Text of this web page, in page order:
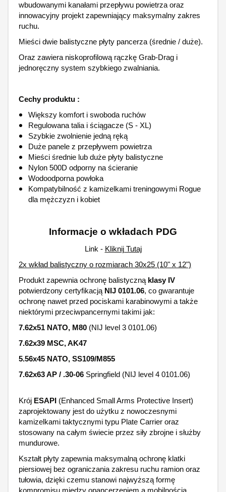
wbudowanymi kanałami przepływu powietrza oraz
innowacyjny projekt zapewniający maksymalny zakres
ruchu.
Mieści dwie balistyczne płyty pancerza (średnie / duże).
Oraz zawiera niskoprofilową rączkę Grab-Drag i
jednoręczny system szybkiego zwalniania.
Cechy produktu :
Większy komfort i swoboda ruchów
Regulowana talia i ściągacze (S - XL)
Szybkie zwolnienie jedną ręką
Duże panele z przepływem powietrza
Mieści średnie lub duże płyty balistyczne
Nylon 500D odporny na ścieranie
Wodoodporna powłoka
Kompatybilność z kamizelkami treningowymi Rogue
dla mężczyzn i kobiet
Informacje o wkładach PDG
Link - Kliknij Tutaj
2x wkład balistyczny o rozmiarach 30x25 (10" x 12")
Produkt zapewnia ochronę balistyczną klasy IV
potwierdzony certyfikacją NIJ 0101.06, co gwarantuje
ochronę nawet przed pociskami karabinowymi a także
niektórymi przeciwpancernymi takimi jak:
7.62x51 NATO, M80 (NIJ level 3 0101.06)
7.62x39 MSC, AK47
5.56x45 NATO, SS109/M855
7.62x63 AP / .30-06 Springfield (NIJ level 4 0101.06)
Krój ESAPI (Enhanced Small Arms Protective Insert)
zaprojektowany jest do użytku z nowoczesnymi
kamizelkami taktycznymi typu Plate Carrier oraz
stosowany na całym świecie przez siły zbrojne i służby
mundurowe.
Kształt płyty zapewnia maksymalną ochronę klatki
piersiowej bez ograniczania zakresu ruchu ramion oraz
tułowia, dzięki czemu stanowi najwyższą formę
kompromisu między opancerzeniem a mobilnością